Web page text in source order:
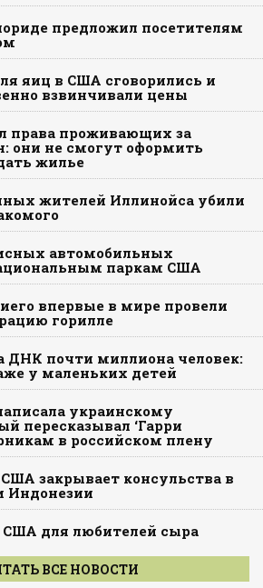
предложил посетителям
яиц в США сговорились и
взвинчивали цены
права проживающих за
они не смогут оформить
жилье
жителей Иллинойса убили
автомобильных
паркам США
впервые в мире провели
горилле
ДНК почти миллиона человек:
у маленьких детей
украинскому
пересказывал ‘Гарри
в российском плену
закрывает консульства в
Индонезии
для любителей сыра
ВСЕ НОВОСТИ